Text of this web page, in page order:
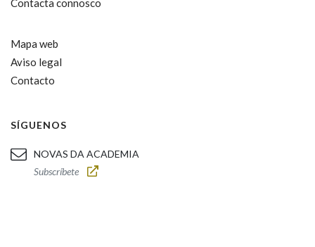
Contacta connosco
Mapa web
Aviso legal
Contacto
SÍGUENOS
NOVAS DA ACADEMIA
Subscríbete